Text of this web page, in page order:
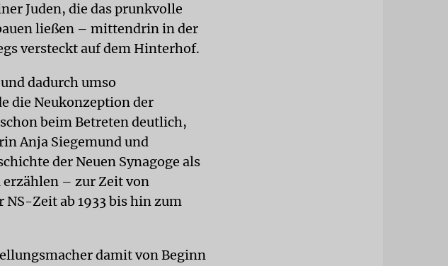
Juden, die das prunkvolle
ließen – mittendrin in der
versteckt auf dem Hinterhof.
dadurch umso
die Neukonzeption der
beim Betreten deutlich,
Anja Siegemund und
der Neuen Synagoge als
erzählen – zur Zeit von
Zeit ab 1933 bis hin zum
damit von Beginn